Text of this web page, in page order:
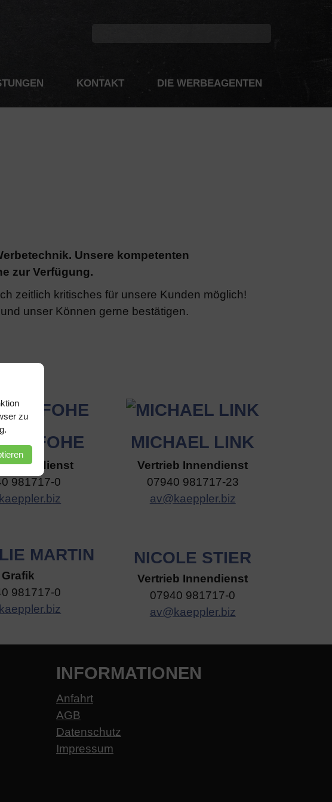
zu
KONTAKT DIE WERBEAGENTEN
Unsere kompetenten
zur Verfügung.
zeitlich kritisches für unsere Kunden möglich!
unser Können gerne bestätigen.
PFOHE
Innendienst
981717-0
MICHAEL LINK
Vertrieb Innendienst
07940 981717-23
av@kaeppler.biz
MARTIN
Grafik
981717-0
NICOLE STIER
Vertrieb Innendienst
07940 981717-0
av@kaeppler.biz
INFORMATIONEN
Anfahrt
AGB
Datenschutz
Impressum